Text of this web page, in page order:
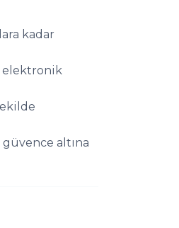
kadar
elektronik
güvence altına